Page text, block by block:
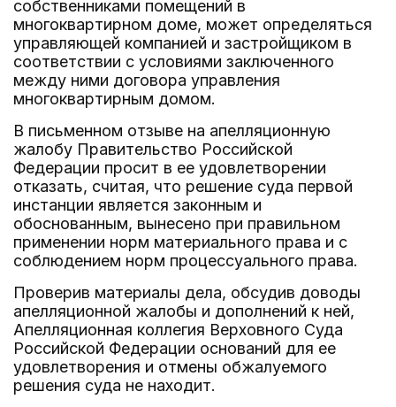
собственниками помещений в
многоквартирном доме, может определяться
управляющей компанией и застройщиком в
соответствии с условиями заключенного
между ними договора управления
многоквартирным домом.
В письменном отзыве на апелляционную
жалобу Правительство Российской
Федерации просит в ее удовлетворении
отказать, считая, что решение суда первой
инстанции является законным и
обоснованным, вынесено при правильном
применении норм материального права и с
соблюдением норм процессуального права.
Проверив материалы дела, обсудив доводы
апелляционной жалобы и дополнений к ней,
Апелляционная коллегия Верховного Суда
Российской Федерации оснований для ее
удовлетворения и отмены обжалуемого
решения суда не находит.